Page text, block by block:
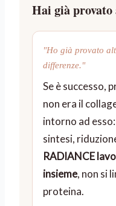
Hai già
"Ho già provato
differenze."
Se è successo,
non era il
intorno ad
sintesi,
RADIANCE
insieme, non si
proteina.